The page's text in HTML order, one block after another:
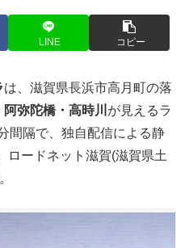
LINE コピー
は、滋賀県長浜市高月町の落
弥陀橋・高時川 が見えるラ
間隔で、独自配信による静
ロードネット滋賀(滋賀県土